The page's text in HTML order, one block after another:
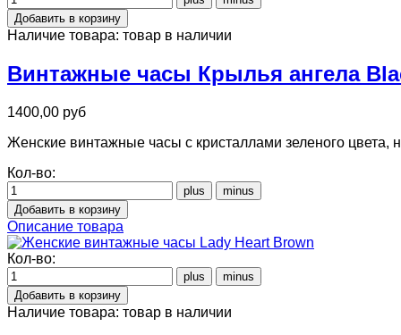
Наличие товара: товар в наличии
Винтажные часы Крылья ангела
1400,00 руб
Женские винтажные часы с кристаллами зеленого
Кол-во:
Описание товара
Кол-во:
Наличие товара: товар в наличии